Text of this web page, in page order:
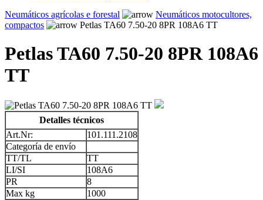
Neumáticos agrícolas e forestal
Neumáticos motocultores,
compactos
Petlas TA60 7.50-20 8PR 108A6 TT
Petlas TA60 7.50-20 8PR 108A6
TT
Detalles técnicos
Art.Nr:
101.111.2108
Categoría de envío
TT/TL
TT
LI/SI
108A6
PR
8
Max kg
1000